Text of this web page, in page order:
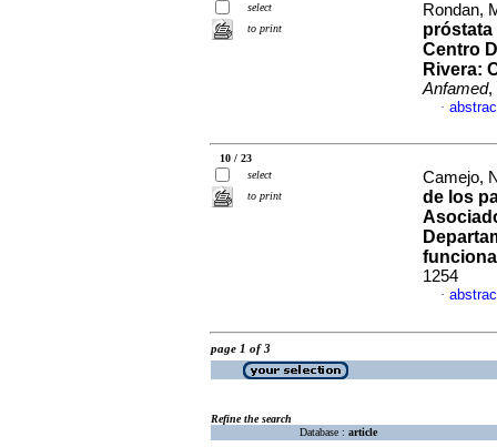
select
to print
Rondan,
próstata
Centro
Rivera:
Anfamed,
·
10 / 23
select
to print
Camejo,
de los
1254
·
page 1 of 3
Refine the search
Database : article